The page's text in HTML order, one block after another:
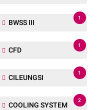
BWSS III
1
CFD
1
CILEUNGSI
1
COOLING SYSTEM
2